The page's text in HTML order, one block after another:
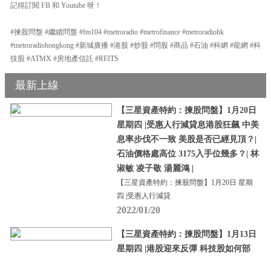
記得訂閱 FB 和 Youtube 呀！
#揀股問盤 #繼續問盤 #fm104 #metroradio #metrofinance #metroradiohk
#metroradiohongkong #新城廣播 #港股 #炒股 #問股 #商品 #石油 #科網 #龍網 #科
技股 #ATMX #房地產信託 #REITS
最新上線
【三星資產特約：揀股問盤】1月20日
星期四 |受惠人行減貸息港股狂飆 中美
息率步伐不一致 美股是否已經見頂？|
石油價格處高位 3175入手位幾多？| 林
淑敏 凌子敬 湯麗鴻 |
【三星資產特約：揀股問盤】1月20日 星期
四 |受惠人行減貸
2022/01/20
【三星資產特約：揀股問盤】1月13日
星期四 |港股迎來反彈 科技股如何部